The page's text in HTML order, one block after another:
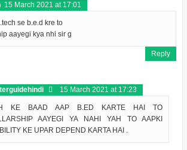
15 March 2021 at 17:01
se b.e.d kre to
aayegi kya nhi sir g
Reply
15 March 2021 at 17:23
KE BAAD AAP B.ED KARTE HAI TO
AAYEGI YA NAHI YAH TO AAPKI
KE UPAR DEPEND KARTA HAI .